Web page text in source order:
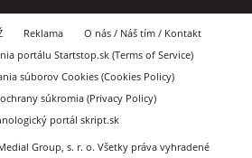
Reklama
O nás / Náš tím / Kontakt
portálu Startstop.sk (Terms of Service)
súborov Cookies (Cookies Policy)
súkromia (Privacy Policy)
portál skript.sk
Group, s. r. o. Všetky práva vyhradené